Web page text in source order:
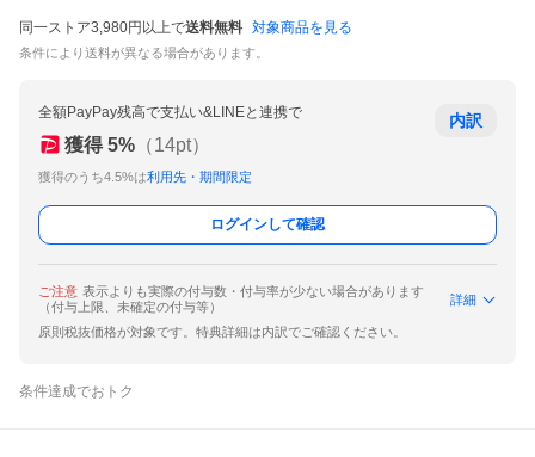
同一ストア3,980円以上で送料無料 対象商品を見る
条件により送料が異なる場合があります。
全額PayPay残高で支払い&LINEと連携で
獲得 5% （14pt）
獲得のうち4.5%は利用先・期間限定
内訳
ログインして確認
ご注意 表示よりも実際の付与数・付与率が少ない場合があります
（付与上限、未確定の付与等）
詳細
原則税抜価格が対象です。特典詳細は内訳でご確認ください。
条件達成でおトク